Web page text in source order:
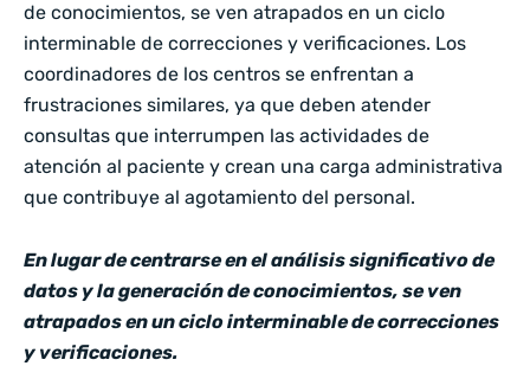
de conocimientos, se ven atrapados en un ciclo
interminable de correcciones y verificaciones. Los
coordinadores de los centros se enfrentan a
frustraciones similares, ya que deben atender
consultas que interrumpen las actividades de
atención al paciente y crean una carga administrativa
que contribuye al agotamiento del personal.
En lugar de centrarse en el análisis significativo de
datos y la generación de conocimientos, se ven
atrapados en un ciclo interminable de correcciones
y verificaciones.